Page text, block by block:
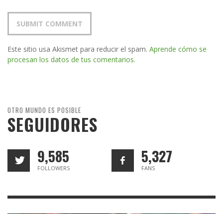
Este sitio usa Akismet para reducir el spam. Aprende cómo se
procesan los datos de tus comentarios.
OTRO MUNDO ES POSIBLE
SEGUIDORES
9,585
FOLLOWERS
5,327
FANS